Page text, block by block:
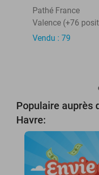
Pathé France
Valence (+76
Vendu : 79
Populaire auprès
Havre: